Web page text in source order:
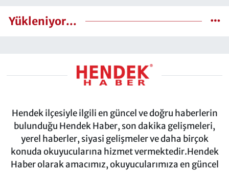
Yükleniyor...
Hendek ilçesiyle ilgili en güncel ve doğru haberlerin
bulunduğu Hendek Haber, son dakika gelişmeleri,
yerel haberler, siyasi gelişmeler ve daha birçok
konuda okuyucularına hizmet vermektedir.Hendek
Haber olarak amacımız, okuyucularımıza en güncel